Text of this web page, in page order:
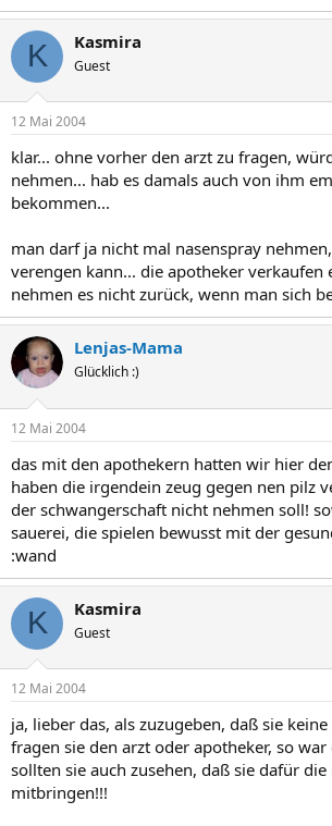
K Kasmira
Guest
12 Mai 2004
klar... ohne vorher den arzt zu fragen,
nehmen... hab es damals auch von ihm
bekommen...
man darf ja nicht mal nasenspray
verengen kann... die apotheker verkaufen
nehmen es nicht zurück, wenn man sich
Lenjas-Mama
Glücklich :)
12 Mai 2004
das mit den apothekern hatten wir hier
haben die irgendein zeug gegen nen pilz
der schwangerschaft nicht nehmen soll!
sauerei, die spielen bewusst mit der
:wand
K Kasmira
Guest
12 Mai 2004
ja, lieber das, als zuzugeben, daß sie
fragen sie den arzt oder apotheker, so war
sollten sie auch zusehen, daß sie dafür
mitbringen!!!